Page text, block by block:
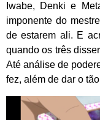
Iwabe, Denki e
imponente do
de estarem ali. E
quando os três
Até análise de
fez, além de dar o